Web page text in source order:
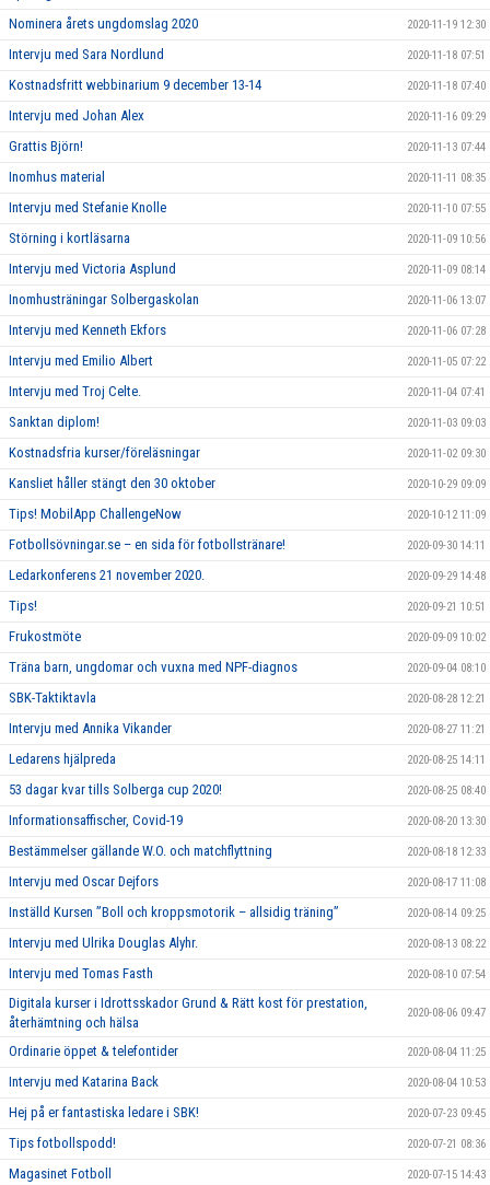
Nominera årets ungdomslag 2020 2020-11-19 12:30
Intervju med Sara Nordlund 2020-11-18 07:51
Kostnadsfritt webbinarium 9 december 13-14 2020-11-18 07:40
Intervju med Johan Alex 2020-11-16 09:29
Grattis Björn! 2020-11-13 07:44
Inomhus material 2020-11-11 08:35
Intervju med Stefanie Knolle 2020-11-10 07:55
Störning i kortläsarna 2020-11-09 10:56
Intervju med Victoria Asplund 2020-11-09 08:14
Inomhusträningar Solbergaskolan 2020-11-06 13:07
Intervju med Kenneth Ekfors 2020-11-06 07:28
Intervju med Emilio Albert 2020-11-05 07:22
Intervju med Troj Celte. 2020-11-04 07:41
Sanktan diplom! 2020-11-03 09:03
Kostnadsfria kurser/föreläsningar 2020-11-02 09:30
Kansliet håller stängt den 30 oktober 2020-10-29 09:09
Tips! MobilApp ChallengeNow 2020-10-12 11:09
Fotbollsövningar.se – en sida för fotbollstränare! 2020-09-30 14:11
Ledarkonferens 21 november 2020. 2020-09-29 14:48
Tips! 2020-09-21 10:51
Frukostmöte 2020-09-09 10:02
Träna barn, ungdomar och vuxna med NPF-diagnos 2020-09-04 08:10
SBK-Taktiktavla 2020-08-28 12:21
Intervju med Annika Vikander 2020-08-27 11:21
Ledarens hjälpreda 2020-08-25 14:11
53 dagar kvar tills Solberga cup 2020! 2020-08-25 08:40
Informationsaffischer, Covid-19 2020-08-20 13:30
Bestämmelser gällande W.O. och matchflyttning 2020-08-18 12:33
Intervju med Oscar Dejfors 2020-08-17 11:08
Inställd Kursen ”Boll och kroppsmotorik – allsidig träning” 2020-08-14 09:25
Intervju med Ulrika Douglas Alyhr. 2020-08-13 08:22
Intervju med Tomas Fasth 2020-08-10 07:54
Digitala kurser i Idrottsskador Grund & Rätt kost för prestation,
återhämtning och hälsa
2020-08-06 09:47
Ordinarie öppet & telefontider 2020-08-04 11:25
Intervju med Katarina Back 2020-08-04 10:53
Hej på er fantastiska ledare i SBK! 2020-07-23 09:45
Tips fotbollspodd! 2020-07-21 08:36
Magasinet Fotboll 2020-07-15 14:43